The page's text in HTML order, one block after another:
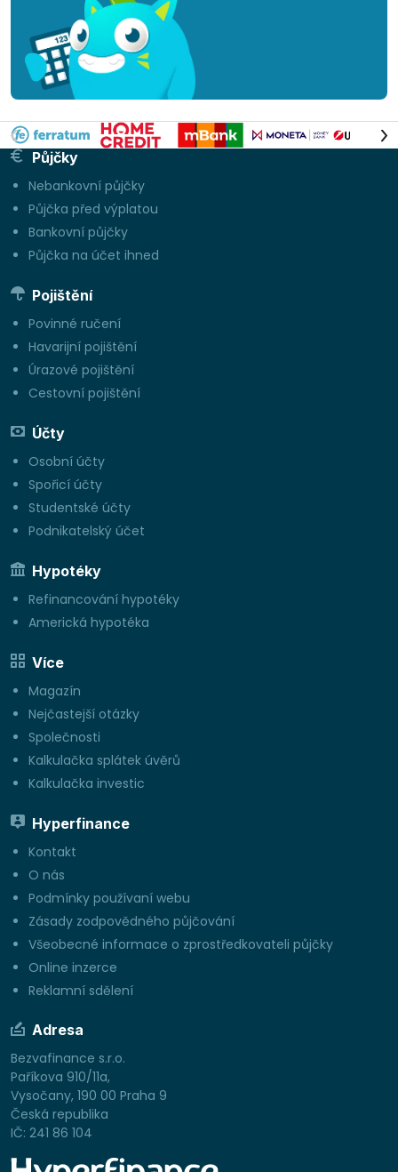
Půjčky
Nebankovní půjčky
Půjčka před výplatou
Bankovní půjčky
Půjčka na účet ihned
Pojištění
Povinné ručení
Havarijní pojištění
Úrazové pojištění
Cestovní pojištění
Účty
Osobní účty
Spořicí účty
Studentské účty
Podnikatelský účet
Hypotéky
Refinancování hypotéky
Americká hypotéka
Více
Magazín
Nejčastejší otázky
Společnosti
Kalkulačka splátek úvěrů
Kalkulačka investic
Hyperfinance
Kontakt
O nás
Podmínky používaní webu
Zásady zodpovědného půjčování
Všeobecné informace o zprostředkovateli půjčky
Online inzerce
Reklamní sdělení
Adresa
Bezvafinance s.r.o.
Paříkova 910/11a,
Vysočany, 190 00 Praha 9
Česká republika
IČ: 241 86 104